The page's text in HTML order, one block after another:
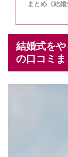
まとめ《結婚
結婚式を
の口コミ